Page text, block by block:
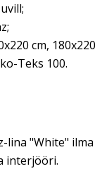
cm,
Teks 100.
lina "White"
interjööri.